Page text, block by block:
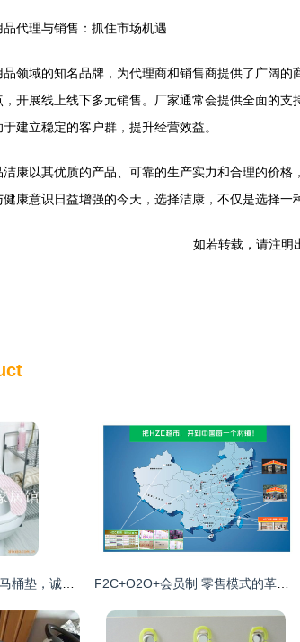
代理与销售：抓住市场机遇
领域的知名品牌，为代理商和销售商提供了广阔
开展线上线下多元销售。厂家通常会提供全面的
建立稳定的客户群，提升经营效益。
洁康以其优质的产品、可靠的生产实力和合理的价
康意识日益增强的今天，选择洁康，不仅是选择一
如若转载，请注明